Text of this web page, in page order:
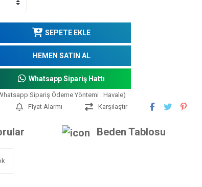
SEPETE EKLE
HEMEN SATIN AL
Whatsapp Sipariş Hattı
Sipariş Ödeme Yöntemi : Havale)
Fiyat Alarmı Karşılaştır
Beden Tablosu